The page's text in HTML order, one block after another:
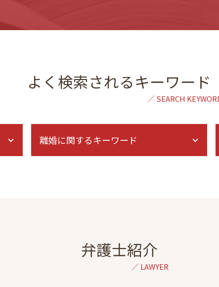
よく検索されるキーワード
離婚に関するキーワード
浮気 妻
単身赴任 浮気
弁護士紹介